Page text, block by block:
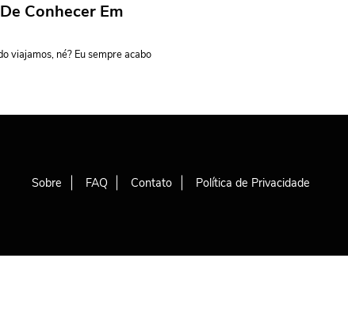
Conhecer Em
viajamos, né? Eu sempre acabo
Sobre FAQ Contato Política de Privacidade